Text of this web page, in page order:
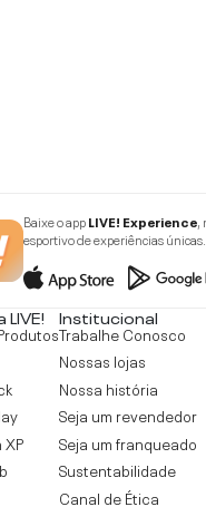
Baixe o appLIVE! Experience,
esportivo de experiências únicas.
XP
Institucional
Trabalhe Conosco
Nossas lojas
Nossa história
Seja um revendedor
Seja um franqueado
Sustentabilidade
Canal de Ética